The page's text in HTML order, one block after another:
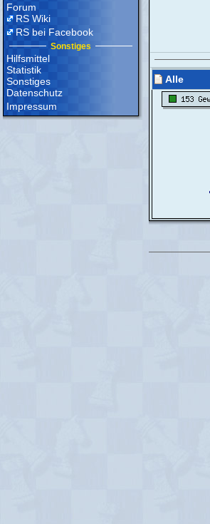
Forum
RS Wiki
RS bei Facebook
Sonstiges
Hilfsmittel
Statistik
Sonstiges
Datenschutz
Impressum
Alle